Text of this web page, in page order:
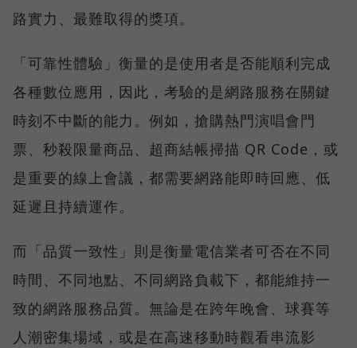
路實力、最難取得的獎項。
「可靠性體驗」衡量的是使用者是否能順利完成
各種數位應用，因此，考驗的是網路服務在關鍵
時刻不中斷的能力。例如，搶購熱門演唱會門
票、秒殺限量商品、超商結帳掃描 QR Code，或
是重要的線上會議，都需要網路能即時回應、低
延遲且持續運作。
而「品質一致性」則是衡量電信業者可否在不同
時間、不同地點、不同網路負載下，都能維持一
致的網路服務品質。無論是在跨年晚會、球賽等
人潮密集場域，或是在高速移動時觀看串流影